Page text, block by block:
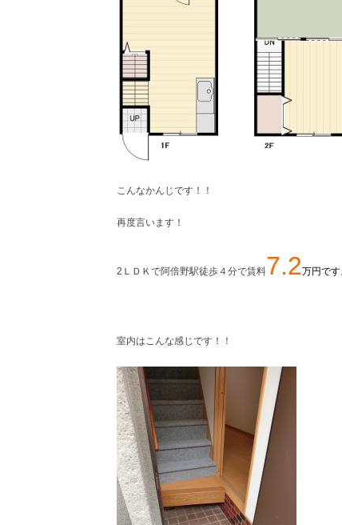
こんなかんじです！！
再度言います！
2ＬＤＫで阿倍野駅徒歩４分で賃料7.2万円で
室内はこんな感じです！！